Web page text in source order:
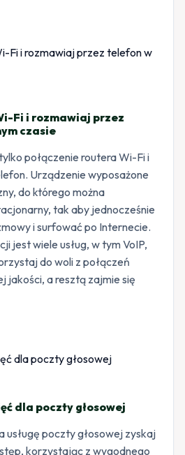
Fi i rozmawiaj przez
czasie
połączenie routera Wi-Fi i
Urządzenie wyposażone
do którego można
tak aby jednocześnie
i surfować po Internecie.
jest wiele usług, w tym VoIP,
do woli z połączeń
jakości, a resztą zajmie się
dla poczty głosowej
usługę poczty głosowej zyskaj
korzystając z wygodnego